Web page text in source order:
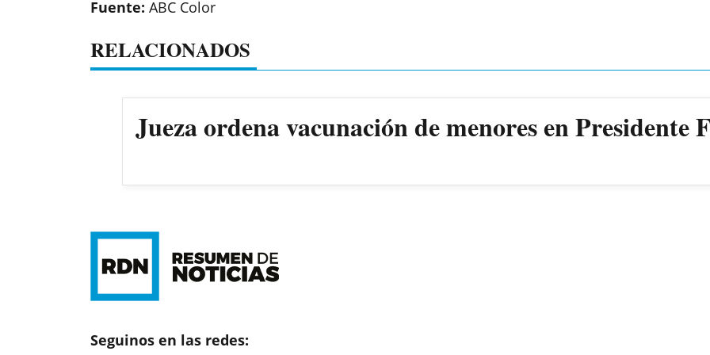
Fuente: ABC Color
RELACIONADOS
Jueza ordena vacunación de menores en Presidente
Seguinos en las redes: